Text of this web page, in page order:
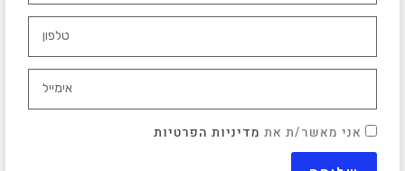
אני מאשר/ת את מדיניות הפרטיות